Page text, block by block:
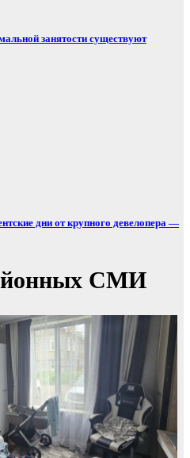
занятости существуют
дни от крупного девелопера —